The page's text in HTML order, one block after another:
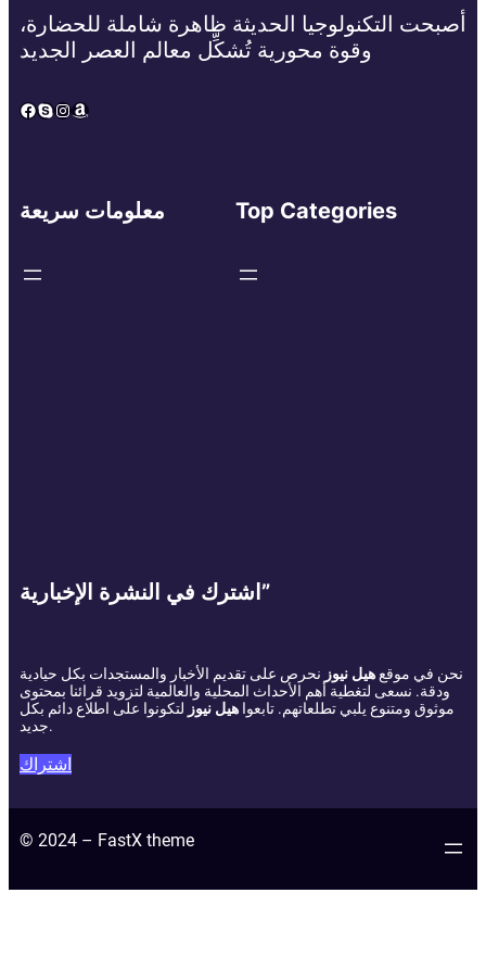
أصبحت التكنولوجيا الحديثة ظاهرة شاملة للحضارة،
وقوة محورية تُشكِّل معالم العصر الجديد
Facebook
Skype
Instagram
Amazon
معلومات سريعة Top Categories
اشترك في النشرة الإخبارية”
نحن في موقع هيل نيوز نحرص على تقديم الأخبار والمستجدات بكل حيادية
ودقة. نسعى لتغطية أهم الأحداث المحلية والعالمية لتزويد قرائنا بمحتوى
موثوق ومتنوع يلبي تطلعاتهم. تابعوا هيل نيوز لتكونوا على اطلاع دائم بكل
جديد.
اشتراك
© 2024 – FastX theme